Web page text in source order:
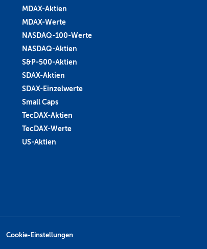
MDAX-Aktien
MDAX-Werte
NASDAQ-100-Werte
NASDAQ-Aktien
S&P-500-Aktien
SDAX-Aktien
SDAX-Einzelwerte
Small Caps
TecDAX-Aktien
TecDAX-Werte
US-Aktien
Cookie-Einstellungen